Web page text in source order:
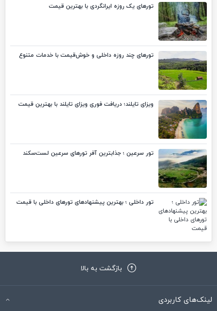
تورهای یک روزه ایرانگردی با بهترین قیمت
تورهای چند روزه داخلی و خوش‌قیمت با خدمات متنوع
ویزای تایلند؛ دریافت فوری ویزای تایلند با بهترین قیمت
تور سرعین ؛ جذابترین آفر تورهای سرعین لست‌سکند
تور داخلی ؛ بهترین پیشنهادهای تورهای داخلی با قیمت
بازگشت به بالا
لینک‌های کاربردی